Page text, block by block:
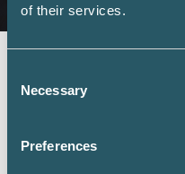
of their services.
Selection
Necessary
Preferences
utvecklingen
Digital inlämning av